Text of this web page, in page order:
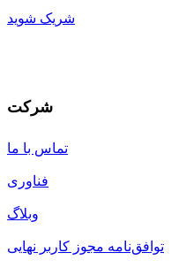
شریک شوید
شرکت
تماس با ما
فناوری
وبلاگ
توافق‌نامه مجوز کاربر نهایی